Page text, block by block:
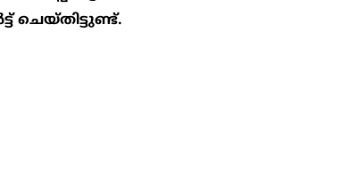
ചെയ്തിട്ടുണ്ട്.